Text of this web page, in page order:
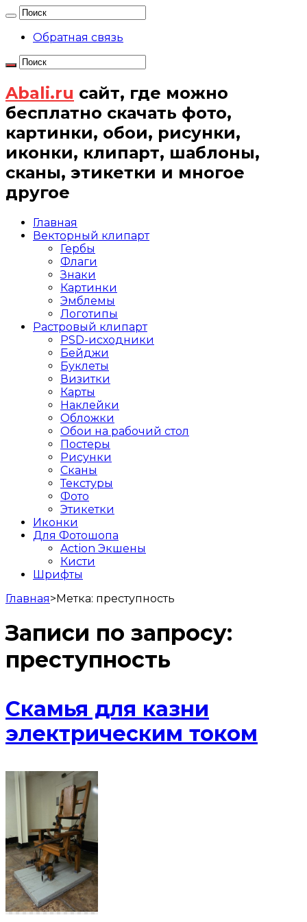
Обратная связь
Abali.ru сайт, где можно
бесплатно скачать фото,
картинки, обои, рисунки,
иконки, клипарт, шаблоны,
сканы, этикетки и многое
другое
Главная
Векторный клипарт
Гербы
Флаги
Знаки
Картинки
Эмблемы
Логотипы
Растровый клипарт
PSD-исходники
Бейджи
Буклеты
Визитки
Карты
Наклейки
Обложки
Обои на рабочий стол
Постеры
Рисунки
Сканы
Текстуры
Фото
Этикетки
Иконки
Для Фотошопа
Action Экшены
Кисти
Шрифты
Главная>Метка: преступность
Записи по запросу:
преступность
Скамья для казни
электрическим током